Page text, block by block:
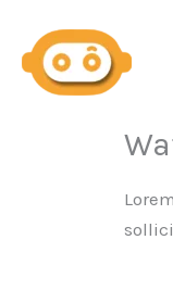
contenido